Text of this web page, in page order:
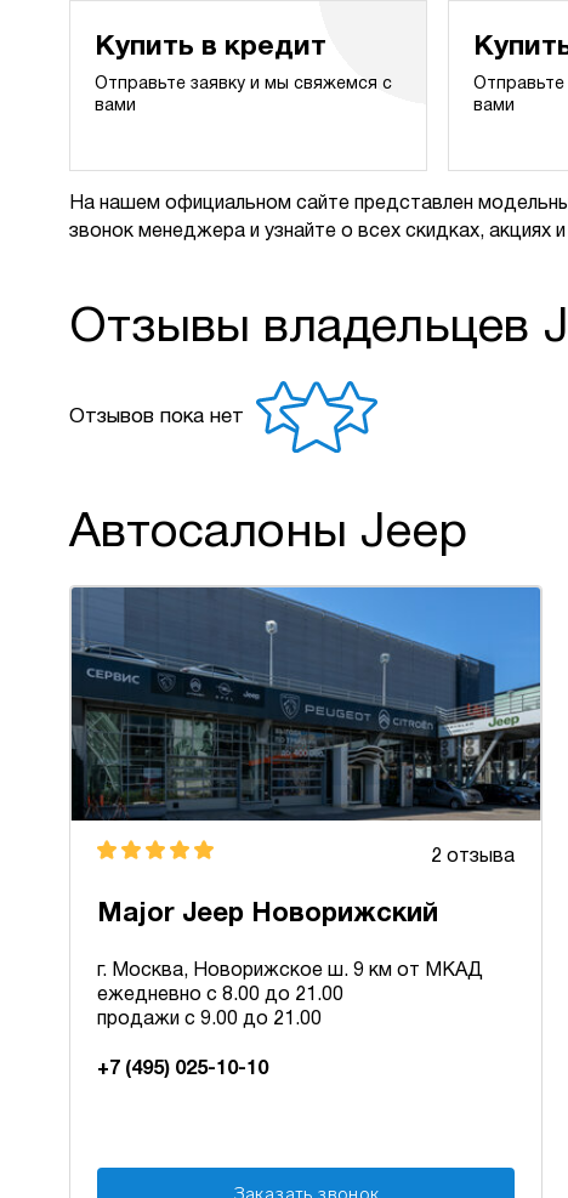
Купить в кредит
Отправьте заявку и мы свяжемся с
вами
вами
На нашем официальном сайте представлен
звонок менеджера и узнайте о всех скидках, акциях и
Отзывы владельцев
Отзывов пока нет
Автосалоны Jeep
2 отзыва
Major Jeep Новорижский
г. Москва, Новорижское ш. 9 км от МКАД
ежедневно с 8.00 до 21.00
продажи с 9.00 до 21.00
+7 (495) 025-10-10